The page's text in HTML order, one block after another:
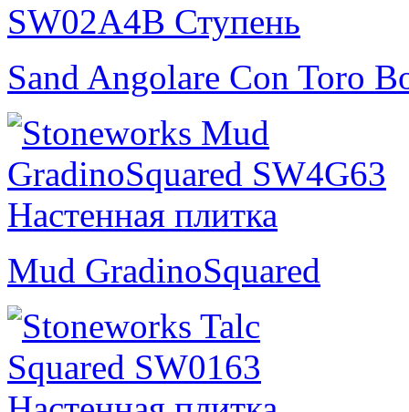
Sand Angolare Con Toro
Mud GradinoSquared